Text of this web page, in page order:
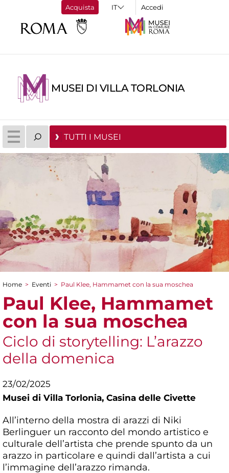
Acquista Accedi
MUSEI DI VILLA TORLONIA
TUTTI I MUSEI
Tu sei qui
Home > Eventi > Paul Klee, Hammamet con la sua moschea
Paul Klee, Hammamet
con la sua moschea
Ciclo di storytelling: L’arazzo
della domenica
23/02/2025
Musei di Villa Torlonia, Casina delle Civette
All’interno della mostra di arazzi di Niki
Berlinguer un racconto del mondo artistico e
culturale dell’artista che prende spunto da un
arazzo in particolare e quindi dall’artista a cui
l’immagine dell’arazzo rimanda.